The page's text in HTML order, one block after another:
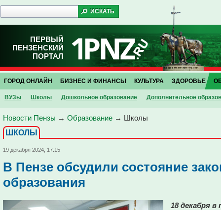
ПЕРВЫЙ
ПЕНЗЕНСКИЙ
ПОРТАЛ
ГОРОД ОНЛАЙН БИЗНЕС И ФИНАНСЫ КУЛЬТУРА ЗДОРОВЬЕ
ВУЗы Школы Дошкольное образование Дополнительное
Новости Пензы → Образование → Школы
ШКОЛЫ
19 декабря 2024, 17:15
В Пензе обсудили состояние
образования
18 декабря в